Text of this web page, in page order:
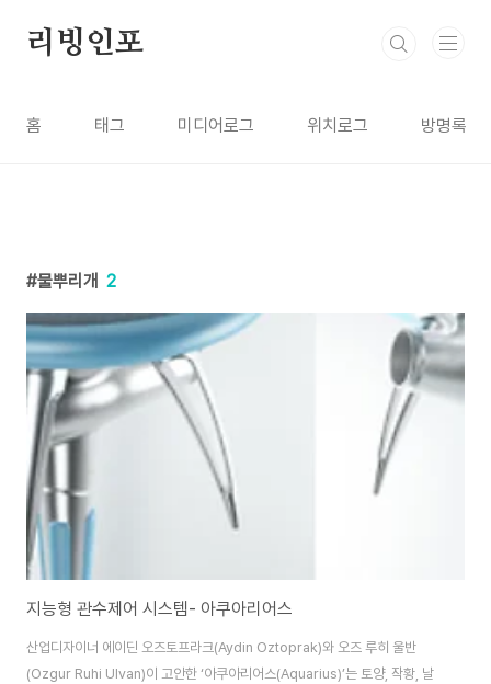
리빙인포
홈 태그 미디어로그 위치로그 방명록
물뿌리개 2
지능형 관수제어 시스템- 아쿠아리어스
산업디자이너 에이딘 오즈토프라크(Aydin Oztoprak)와 오즈 루히 울반
(Ozgur Ruhi Ulvan)이 고안한 ‘아쿠아리어스(Aquarius)’는 토양, 작황, 날